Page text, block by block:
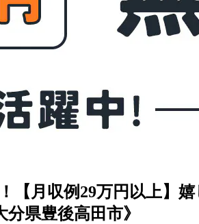
【月収例29万円以上】
県豊後高田市》